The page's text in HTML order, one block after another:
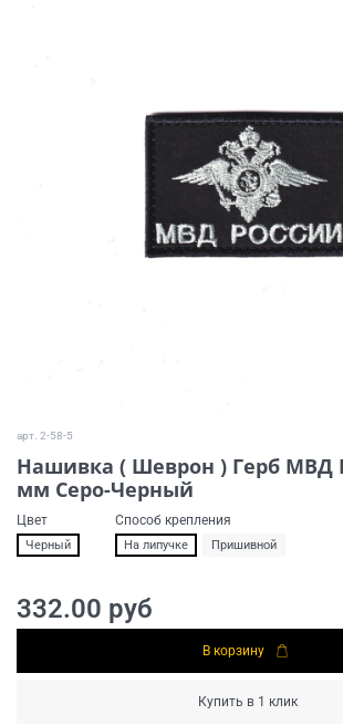
арт. 2-58-5
Нашивка ( Шеврон ) Герб МВД
мм Серо-Черный
Цвет
Черный
Способ крепления
На липучке Пришивной
332.00 руб
В корзину
Купить в 1 клик